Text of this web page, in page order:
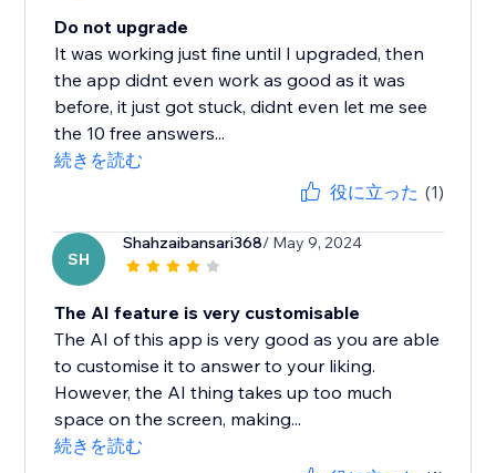
Do not upgrade
It was working just fine until I upgraded, then
the app didnt even work as good as it was
before, it just got stuck, didnt even let me see
the 10 free answers...
続きを読む
役に立った (1)
SH
Shahzaibansari368/ May 9, 2024
The AI feature is very customisable
The AI of this app is very good as you are able
to customise it to answer to your liking.
However, the AI thing takes up too much
space on the screen, making...
続きを読む